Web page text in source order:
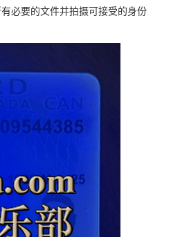
必要的文件并拍摄可接受的身份